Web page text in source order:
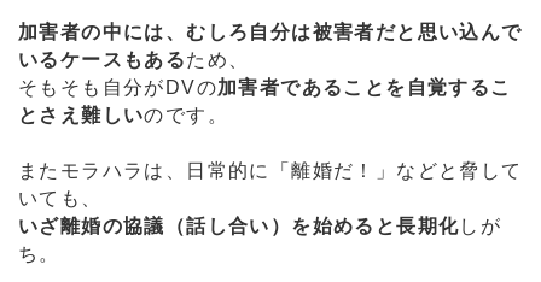
加害者の中には、むしろ自分は被害者だと思い込んで
いるケースもあるため、
そもそも自分がDVの加害者であることを自覚するこ
とさえ難しいのです。
またモラハラは、日常的に「離婚だ！」などと脅して
いても、
いざ離婚の協議（話し合い）を始めると長期化しが
ち。